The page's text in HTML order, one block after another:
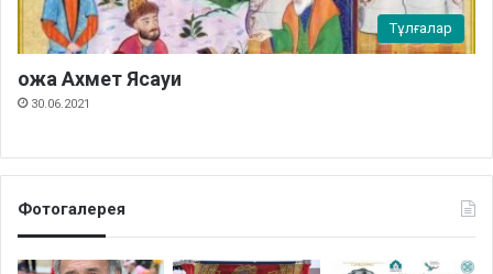
Тұлғалар
ожа Ахмет Ясауи
30.06.2021
Фотогалерея